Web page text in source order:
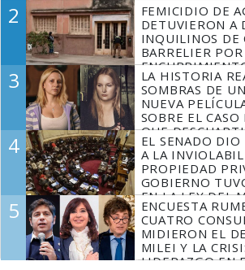
2
FEMICIDIO DE
DETUVIERON A
INQUILINOS DE
BARRELIER POR
3
LA HISTORIA
SOMBRAS DE
NUEVA
SOBRE EL
QUE
MARIDO
4
EL SENADO
A LA
PROPIEDAD
GOBIERNO
EN LA LEY DEL
FUEGO
5
ENCUESTA
CUATRO
MIDIERON EL
MILEI Y LA
LIDERAZGO EN